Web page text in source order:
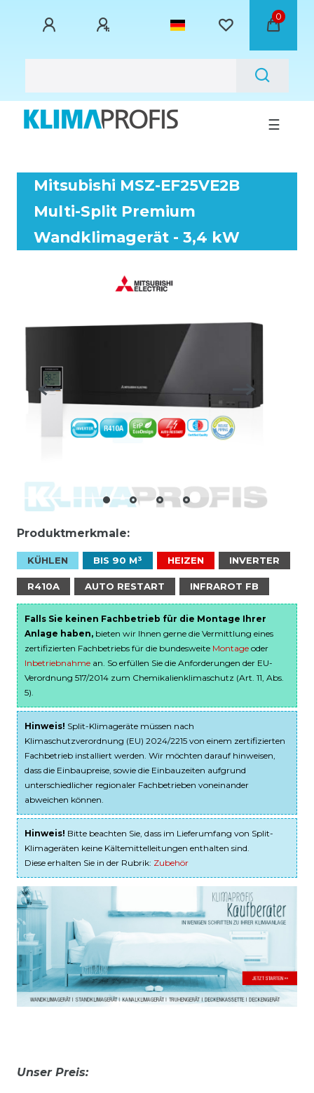
0
☰
Mitsubishi MSZ-EF25VE2B
Multi-Split Premium
Wandklimagerät - 3,4 kW
Produktmerkmale:
KÜHLEN BIS 90 M³ HEIZEN INVERTER
R410A AUTO RESTART INFRAROT FB
Falls Sie keinen Fachbetrieb für die Montage Ihrer
Anlage haben, bieten wir Ihnen gerne die Vermittlung eines
zertifizierten Fachbetriebs für die bundesweite Montage oder
Inbetriebnahme an. So erfüllen Sie die Anforderungen der EU-
Verordnung 517/2014 zum Chemikalienklimaschutz (Art. 11, Abs.
5).
Hinweis! Split-Klimageräte müssen nach
Klimaschutzverordnung (EU) 2024/2215 von einem zertifizierten
Fachbetrieb installiert werden. Wir möchten darauf hinweisen,
dass die Einbaupreise, sowie die Einbauzeiten aufgrund
unterschiedlicher regionaler Fachbetrieben voneinander
abweichen können.
Hinweis! Bitte beachten Sie, dass im Lieferumfang von Split-
Klimageräten keine Kältemittelleitungen enthalten sind.
Diese erhalten Sie in der Rubrik: Zubehör
Unser Preis: